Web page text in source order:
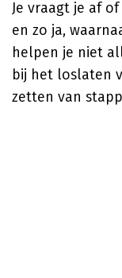
Je vraagt je af
en zo ja,
helpen je niet
bij het loslaten
zetten van